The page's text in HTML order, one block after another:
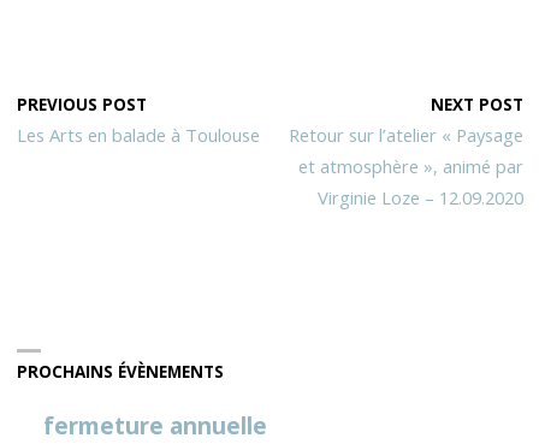
PREVIOUS POST
Les Arts en balade à Toulouse
NEXT POST
Retour sur l’atelier « Paysage
et atmosphère », animé par
Virginie Loze – 12.09.2020
PROCHAINS ÉVÈNEMENTS
fermeture annuelle